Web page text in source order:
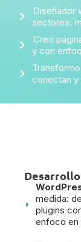
Diseñador
sectores:
Creo
y con
conectan y
medida:
plugins
enfoco en